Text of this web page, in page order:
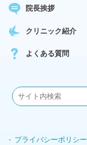
院長挨拶
クリニック紹介
よくある質問
プライバシーポリシー